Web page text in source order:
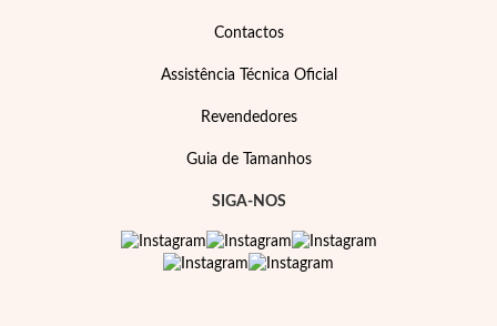
Contactos
Assistência Técnica Oficial
Revendedores
Guia de Tamanhos
SIGA-NOS